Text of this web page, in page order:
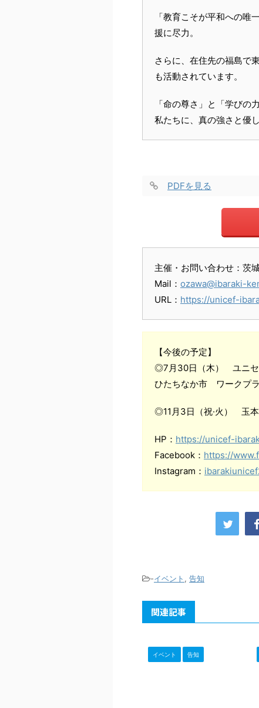
「教育こそが平和への唯
援に尽力。
さらに、在住先の福島で
も活動されています。
「命の尊さ」と「学びの
私たちに、真の強さと優
PDFを見る
主催・お問い合わせ：
Mail： ozawa@ibaraki-
URL： https://unicef-
【今後の予定】
◎7月30日（木） ユニセ
ひたちなか市 ワークプ
◎11月3日（祝·火） 玉
HP： https://unicef-
Facebook： https://
Instagram：
-イベント , 告知
関連記事
イベント 告知